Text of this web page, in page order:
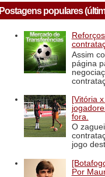
Postagens populares
Assim
página
[Vitória
fora.
O
jogo
Por